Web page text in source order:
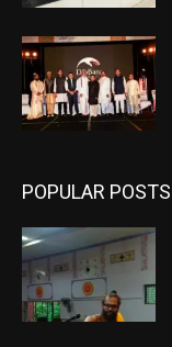
POPULAR POSTS